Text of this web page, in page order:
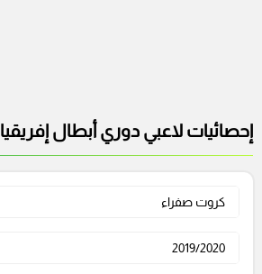
إحصائيات لاعبي دوري أبطال إفريقيا
كروت صفراء
2019/2020